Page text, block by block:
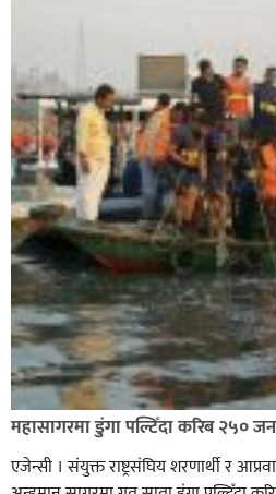
ग्यासमा कालोबजारी गरेको
सबैजसो डिलरमा प्रशासनले अनुगमन
कपिलवस्तु र अर्घाखाँचीको
लुम्बिनीको नयाँ पर्यटकीय हब बन्दै,
महासागरमा डुंगा पल्टिँदा करिब २५०
एजेन्सी । संयुक्त राष्ट्रसंघिय शरणार्थी र